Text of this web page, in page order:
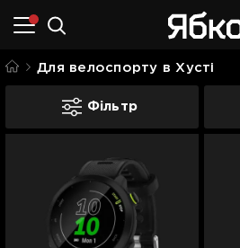
Для велоспорту в Хусті
Для велоспорту в Хусті
Фільтр